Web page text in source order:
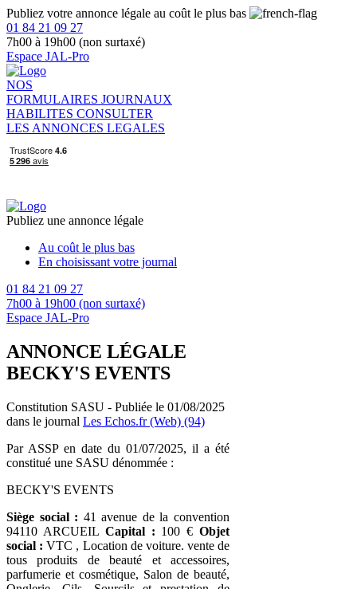
Publiez votre annonce légale au coût le plus bas
01 84 21 09 27
7h00 à 19h00 (non surtaxé)
Espace JAL-Pro
NOS
FORMULAIRES JOURNAUX
HABILITES CONSULTER
LES ANNONCES LEGALES
Publiez une annonce légale
Au coût le plus bas
En choisissant votre journal
01 84 21 09 27
7h00 à 19h00 (non surtaxé)
Espace JAL-Pro
ANNONCE LÉGALE
BECKY'S EVENTS
Constitution SASU - Publiée le 01/08/2025
dans le journal Les Echos.fr (Web) (94)
Par ASSP en date du 01/07/2025, il a été
constitué une SASU dénommée :
BECKY'S EVENTS
Siège social : 41 avenue de la convention
94110 ARCUEIL Capital : 100 €Objet
social : VTC , Location de voiture. vente de
tous produits de beauté et accessoires,
parfumerie et cosmétique, Salon de beauté,